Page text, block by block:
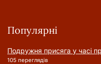
Популярні
Подружня присягa у часі
105 переглядів